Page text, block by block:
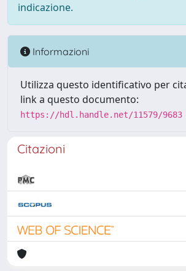
indicazione.
Informazioni
Utilizza questo identificativo per
link a questo documento:
https://hdl.handle.net/11579/9683
Citazioni